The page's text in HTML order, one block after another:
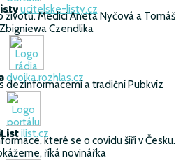
ucitelske-listy.cz
životů. Medici Aneta Nyčová a Tomáš
Czendlika
dvojka.rozhlas.cz
dezinformacemi a tradiční Pubkvíz
ilist.cz
které se o covidu šíří v Česku.
říká novinářka